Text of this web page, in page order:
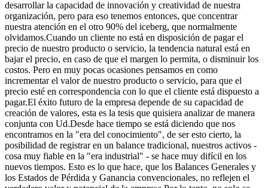
desarrollar la capacidad de innovación y creatividad de nuestra
organización, pero para eso tenemos entonces, que concentrar
nuestra atención en el otro 90% del iceberg, que normalmente
olvidamos.Cuando un cliente no está en disposición de pagar el
precio de nuestro producto o servicio, la tendencia natural está en
bajar el precio, en caso de que el margen lo permita, o disminuir los
costos. Pero en muy pocas ocasiones pensamos en como
incrementar el valor de nuestro producto o servicio, para que el
precio esté en correspondencia con lo que el cliente está dispuesto a
pagar.El éxito futuro de la empresa depende de su capacidad de
creación de valores, esta es la tesis que quisiera analizar de manera
conjunta con Ud.Desde hace tiempo se está diciendo que nos
encontramos en la "era del conocimiento", de ser esto cierto, la
posibilidad de registrar en un balance tradicional, nuestros activos -
cosa muy fiable en la "era industrial" - se hace muy difícil en los
nuevos tiempos. Esto es lo que hace, que los Balances Generales y
los Estados de Pérdida y Ganancia convencionales, no reflejen el